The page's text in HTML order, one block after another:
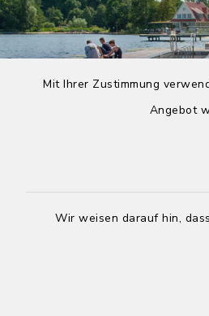
Mit Ihrer Zustimmung
Angebot
Wir weisen darauf hin,